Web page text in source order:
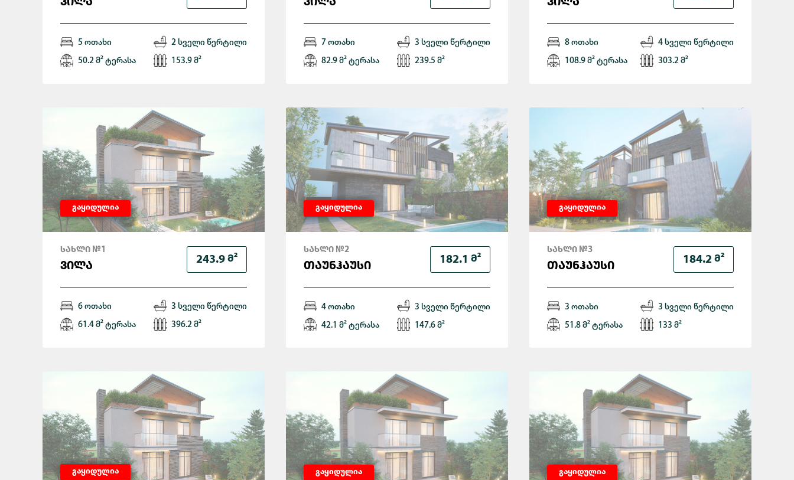
5 ოთახი 2 სველი წერტილი
50.2 მ² ტერასა 153.9 მ²
7 ოთახი 3 სველი წერტილი
82.9 მ² ტერასა 239.5 მ²
8 ოთახი 4 სველი წერტილი
108.9 მ² ტერასა 303.2 მ²
გაყიდულია
243.9 Მ²
ᲡᲐᲮᲚᲘ №1
ᲕᲘᲚᲐ
6 ოთახი 3 სველი წერტილი
61.4 მ² ტერასა 396.2 მ²
გაყიდულია
182.1 Მ²
ᲡᲐᲮᲚᲘ №2
ᲗᲐᲣᲜᲰᲐᲣᲡᲘ
4 ოთახი 3 სველი წერტილი
42.1 მ² ტერასა 147.6 მ²
გაყიდულია
184.2 Მ²
ᲡᲐᲮᲚᲘ №3
ᲗᲐᲣᲜᲰᲐᲣᲡᲘ
3 ოთახი 3 სველი წერტილი
51.8 მ² ტერასა 133 მ²
გაყიდულია გაყიდულია გაყიდულია